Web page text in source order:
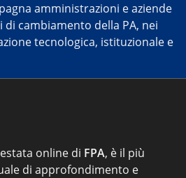
amministrazioni e aziende
cambiamento della PA, nei
tecnologica, istituzionale e
online di FPA, è il più
di approfondimento e